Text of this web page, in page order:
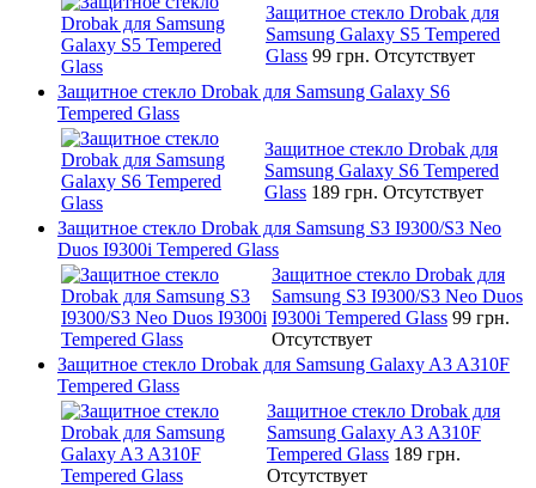
Защитное стекло Drobak для
Samsung Galaxy S5 Tempered
Glass 99 грн. Отсутствует
Защитное стекло Drobak для Samsung Galaxy S6
Tempered Glass
Защитное стекло Drobak для
Samsung Galaxy S6 Tempered
Glass 189 грн. Отсутствует
Защитное стекло Drobak для Samsung S3 I9300/S3 Neo
Duos I9300i Tempered Glass
Защитное стекло Drobak для
Samsung S3 I9300/S3 Neo Duos
I9300i Tempered Glass 99 грн.
Отсутствует
Защитное стекло Drobak для Samsung Galaxy A3 A310F
Tempered Glass
Защитное стекло Drobak для
Samsung Galaxy A3 A310F
Tempered Glass 189 грн.
Отсутствует